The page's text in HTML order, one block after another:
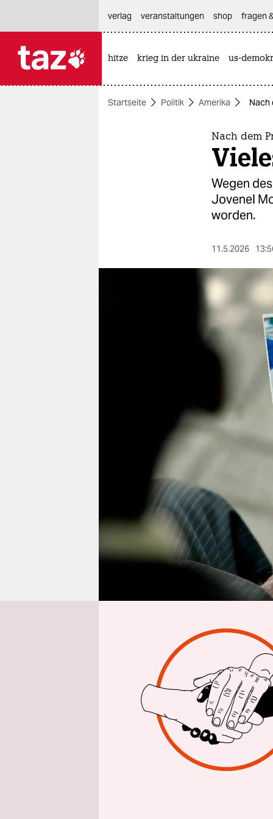
themen
fragen & hilfe
unterstützen
genossenschaft
epaper login
verlag
veranstaltungen shop fragen
hitze krieg in der ukraine us-
Startseite Politik Amerika Nach
Nach dem
Wegen
Jovenel
worden.
11.5.2026
Von Katja
Fast fünf
Moïseam
vor einem
fürchten,